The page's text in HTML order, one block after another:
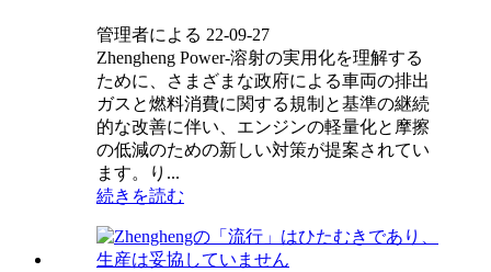
管理者による 22-09-27
Zhengheng Power-溶射の実用化を理解する
ために、さまざまな政府による車両の排出
ガスと燃料消費に関する規制と基準の継続
的な改善に伴い、エンジンの軽量化と摩擦
の低減のための新しい対策が提案されてい
ます。り...
続きを読む